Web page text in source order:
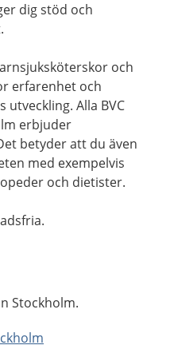
dig stöd och
och
erfarenhet och
Alla BVC
erbjuder
betyder att du även
med exempelvis
och dietister.
Stockholm.